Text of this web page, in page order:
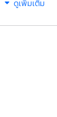
ดูเพิ่มเติม